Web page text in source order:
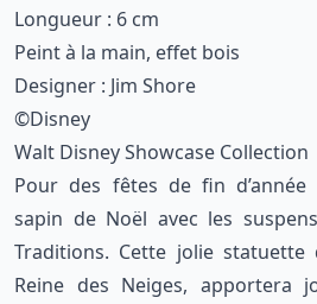
Longueur : 6 cm
Peint à la main, effet bois
Designer : Jim Shore
©Disney
Walt Disney Showcase Collection
Pour des fêtes de fin
sapin de Noël avec les
Traditions. Cette jolie statuette
Reine des Neiges, apportera